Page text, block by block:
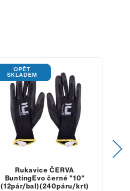
OPĚT
SKLADEM
Rukavice ČERVA
BuntingEvo černé "10"
(12pár/bal)(240páru/krt)